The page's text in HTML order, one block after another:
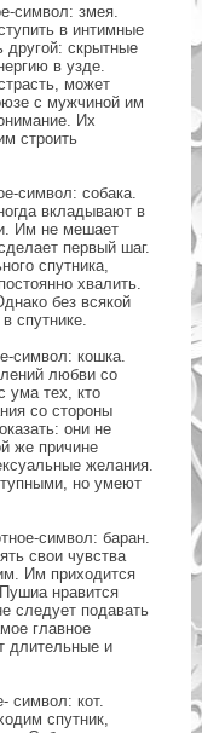
символ: змея.
в интимные
скрытные
в узде.
может
с мужчиной им
Их
строить
символ: собака.
вкладывают в
Им не мешает
первый шаг.
спутника,
хвалить.
без всякой
спутнике.
символ: кошка.
любви со
ума тех, кто
со стороны
они не
же причине
желания.
но умеют
символ: баран.
свои чувства
Им приходится
нравится
следует подавать
главное
длительные и
символ: кот.
спутник,